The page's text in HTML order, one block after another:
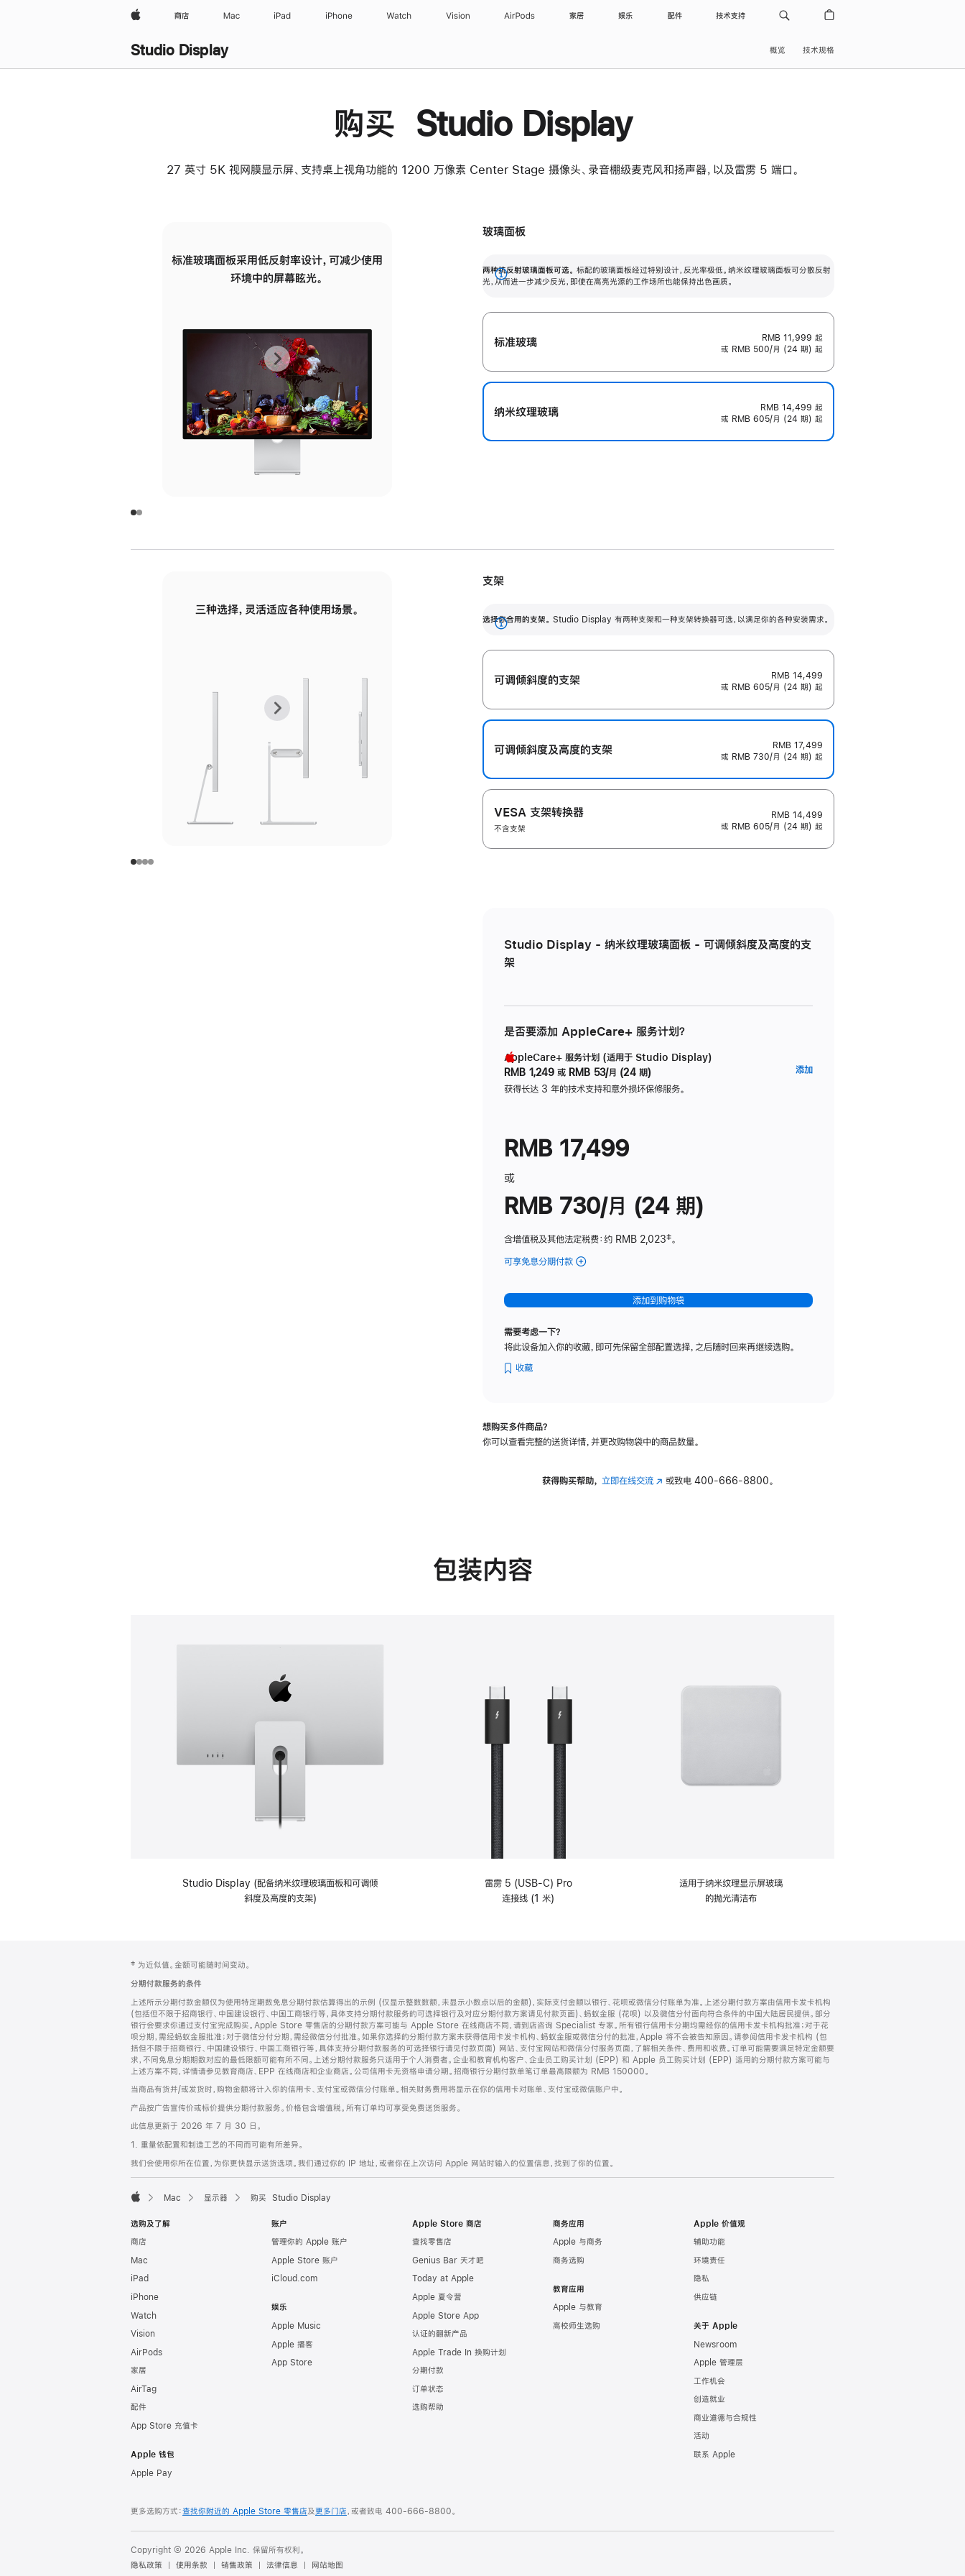
Apple 商店 Mac iPad iPhone Watch Vision AirPods 家居 娱乐 配件 技术支持
Studio Display 概览 技术规格
购买 Studio Display
27 英寸 5K 视网膜显示屏、支持桌上视角功能的 1200 万像素 Center Stage 摄像头、录音棚级麦克风和扬声器，以及雷雳 5 端口。
标准玻璃面板采用低反射率设计，可减少使用
环境中的屏幕眩光。
有高亮光源的场所使用，也能保持出色画质。
上
一
张
图
面
下
一
张
图
面
玻璃面板
两种抗反射玻璃面板可选。 标配的玻璃面板经过特别设计，反光率极低。纳米纹理玻璃面板可分散反射
光，从而进一步减少反光，即使在高亮光源的工作场所也能保持出色画质。
展
标准玻璃 RMB 11,999 起
或 RMB 500/月 (24 期) 起
纳米纹理玻璃 RMB 14,499 起
或 RMB 605/月 (24 期) 起
三种选择，灵活适应各种使用场景。
调节范围。
毫米的高度调节范围。
上
张
下
张
支架
选择你合用的支架。 Studio Display 有两种支架和一种支架转换器可选，以满足你的各种安装需求。
展
开
可调倾斜度的支架
RMB 14,499
或 RMB 605/月 (24 期) 起
可调倾斜度及高‍度的支‍架
RMB 17,499
或 RMB 730/月 (24 期) 起
VESA 支架转换器
不含支架
RMB 14,499
或 RMB 605/月 (24 期) 起
Studio Display - 纳米纹理玻璃面板 - 可调倾斜度及高度的支
架
是否要添加 AppleCare+ 服务计划？
AppleCare+ 服务计划 (适用于 Studio Display)
RMB 1,249 或 RMB 53/月 (24 期)
获得长达 3 年的技术支持和意外损坏保修服务。
添加
RMB 17,499
或
RMB 730/月 (24 期)
含增值税及其他法定税费：约 RMB 2,023脚
‡。
可享免息分期付款 (Studio
-
纳
理
可
斜
添加到购物袋
需要考虑一下？
将此设备加入你的收藏，即可先保留全部配置选择，之后随时回来再继续选购。
收藏
想购买多件商品？
你可以查看完整的送货详情，并更改购物袋中的商品数量。
获得购买帮助， 立即在线交流(在 或致电400-666-8800。
包装内容
Studio Display (配备纳米纹理玻璃面板和可调倾
斜度及高度的支架)
雷雳 5 (USB-C) Pro
连接线 (1 米)
适用于纳米纹理显示屏玻璃
的抛光清洁布
页
脚
注
‡ 为近似值。金额可能随时间变动。
分期付款服务的条件
上述所示分期付款金额仅为使用特定期数免息分期付款估算得出的示例 (仅显示整数数额，未显示小数点以后的金额)，实际支付金额以银行、花呗或微信分付账单为准。上述分期付款方案由信用卡发卡机构
(包括但不限于招商银行、中国建设银行、中国工商银行等，具体支持分期付款服务的可选择银行及对应分期付款方案请见付款页面)、蚂蚁金服 (花呗) 以及微信分付面向符合条件的中国大陆居民提供。部分
银行会要求你通过支付宝完成购买。Apple Store 零售店的分期付款方案可能与 Apple Store 在线商店不同，请到店咨询 Specialist 专家。所有银行信用卡分期均需经你的信用卡发卡机构批准；对于花
呗分期，需经蚂蚁金服批准；对于微信分付分期，需经微信分付批准。如果你选择的分期付款方案未获得信用卡发卡机构、蚂蚁金服或微信分付的批准，Apple 将不会被告知原因。请参阅信用卡发卡机构 (包
括但不限于招商银行、中国建设银行、中国工商银行等，具体支持分期付款服务的可选择银行请见付款页面) 网站、支付宝网站和微信分付服务页面，了解相关条件、费用和收费。订单可能需要满足特定金额要
求，不同免息分期期数对应的最低限额可能有所不同。上述分期付款服务只适用于个人消费者。企业和教育机构客户、企业员工购买计划 (EPP) 和 Apple 员工购买计划 (EPP) 适用的分期付款方案可能与
上述方案不同，详情请参见教育商店、EPP 在线商店和企业商店。公司信用卡无资格申请分期。招商银行分期付款单笔订单最高限额为 RMB 150000。
当商品有货并/或发货时，购物金额将计入你的信用卡、支付宝或微信分付账单。相关财务费用将显示在你的信用卡对账单、支付宝或微信账户中。
产品按广告宣传价或标价提供分期付款服务。价格包含增值税。所有订单均可享受免费送货服务。
此信息更新于 2026 年 7 月 30 日。
1. 重量依配置和制造工艺的不同而可能有所差异。
我们会使用你所在位置，为你更快显示送货选项。我们通过你的 IP 地址，或者你在上次访问 Apple 网站时输入的位置信息，找到了你的位置。
Mac 显示器 购买 Studio Display
选购及了解
商店
Mac
iPad
iPhone
Watch
Vision
AirPods
家居
AirTag
配件
App Store 充值卡
Apple 钱包
Apple Pay
账户
管理你的 Apple 账户
Apple Store 账户
iCloud.com
娱乐
Apple Music
Apple 播客
App Store
Apple Store 商店
查找零售店
Genius Bar 天才吧
Today at Apple
Apple 夏令营
Apple Store App
认证的翻新产品
Apple Trade In 换购计划
分期付款
订单状态
选购帮助
商务应用
Apple 与商务
商务选购
教育应用
Apple 与教育
高校师生选购
Apple 价值观
辅助功能
环境责任
隐私
供应链
关于 Apple
Newsroom
Apple 管理层
工作机会
创造就业
商业道德与合规性
活动
联系 Apple
更多选购方式：查找你附近的 Apple Store 零售店及更多门店，或者致电 400-666-8800。
Copyright © 2026 Apple Inc. 保留所有权利。
隐私政策
使用条款 销售政策 法律信息 网站地图